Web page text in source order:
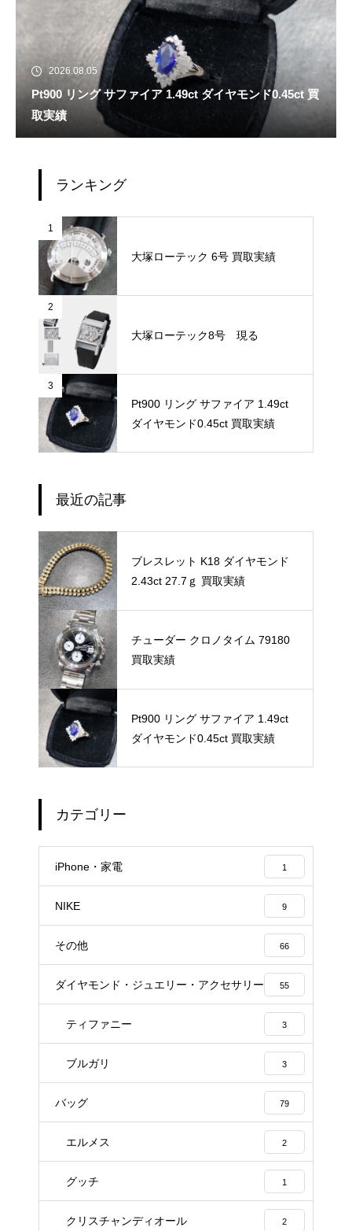
2026.08.05
Pt900 リング サファイア 1.49ct ダイヤモンド0.45ct 買
取実績
ランキング
1
大塚ローテック 6号 買取実績
2
大塚ローテック8号 現る
3
Pt900 リング サファイア 1.49ct
ダイヤモンド0.45ct 買取実績
最近の記事
ブレスレット K18 ダイヤモンド
2.43ct 27.7ｇ 買取実績
チューダー クロノタイム 79180
買取実績
Pt900 リング サファイア 1.49ct
ダイヤモンド0.45ct 買取実績
カテゴリー
iPhone・家電 1
NIKE 9
その他 66
ダイヤモンド・ジュエリー・アクセサリー 55
ティファニー 3
ブルガリ 3
バッグ 79
エルメス 2
グッチ 1
クリスチャンディオール 2